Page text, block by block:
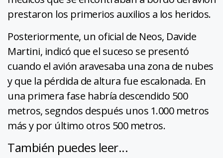
prestaron los primerios auxilios a los heridos.
Posteriormente, un oficial de Neos, Davide
Martini, indicó que el suceso se presentó
cuando el avión aravesaba una zona de nubes
y que la pérdida de altura fue escalonada. En
una primera fase habría descendido 500
metros, segndos después unos 1.000 metros
más y por último otros 500 metros.
También puedes leer...